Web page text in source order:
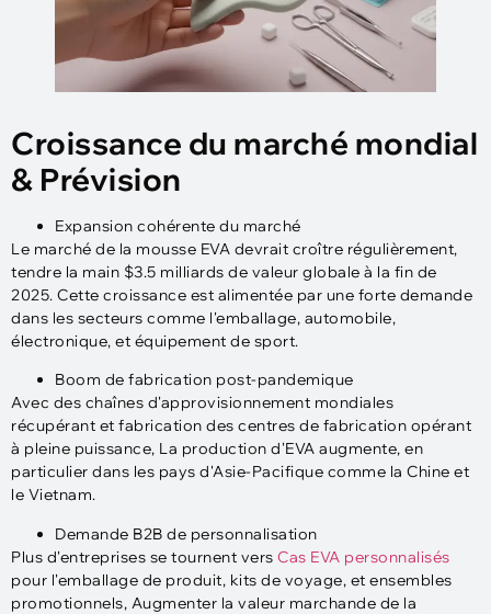
Croissance du marché mondial
& Prévision
Expansion cohérente du marché
Le marché de la mousse EVA devrait croître régulièrement,
tendre la main $3.5 milliards de valeur globale à la fin de
2025. Cette croissance est alimentée par une forte demande
dans les secteurs comme l'emballage, automobile,
électronique, et équipement de sport.
Boom de fabrication post-pandemique
Avec des chaînes d'approvisionnement mondiales
récupérant et fabrication des centres de fabrication opérant
à pleine puissance, La production d'EVA augmente, en
particulier dans les pays d'Asie-Pacifique comme la Chine et
le Vietnam.
Demande B2B de personnalisation
Plus d'entreprises se tournent vers Cas EVA personnalisés
pour l'emballage de produit, kits de voyage, et ensembles
promotionnels, Augmenter la valeur marchande de la